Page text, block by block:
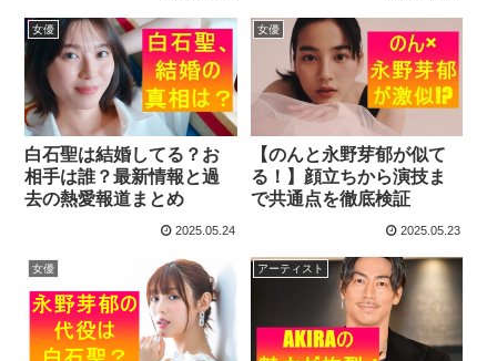
女優
白石聖は結婚してる？お
相手は誰？最新情報と過
去の熱愛報道まとめ
2025.05.24
女優
【のんと永野芽郁が似て
る！】顔立ちから演技ま
で共通点を徹底検証
2025.05.23
女優 アーティスト